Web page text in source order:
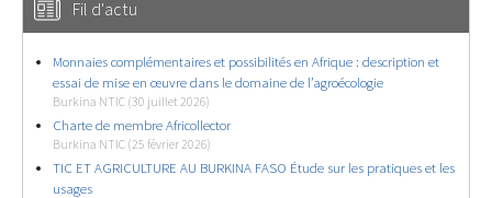
Fil d'actu
Monnaies complémentaires et possibilités en Afrique : description et
essai de mise en œuvre dans le domaine de l’agroécologie
Burkina NTIC (30 juillet 2026)
Charte de membre Africollector
Burkina NTIC (25 février 2026)
TIC ET AGRICULTURE AU BURKINA FASO Étude sur les pratiques et les
usages